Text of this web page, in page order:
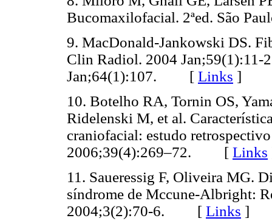
Bucomaxilofacial. 2ªed. São
9. MacDonald-Jankowski DS.
Clin Radiol. 2004 Jan;59(1):11-
Jan;64(1):107. [ Links ]
10. Botelho RA, Tornin OS,
Ridelenski M, et al.
craniofacial: estudo
2006;39(4):269–72. [ Links
11. Saueressig F, Oliveira MG.
síndrome de Mccune-Albright:
2004;3(2):70-6. [ Links ]